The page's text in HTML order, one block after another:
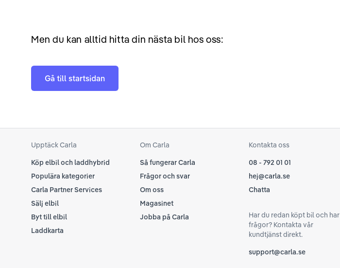
Men du kan alltid hitta din nästa bil hos oss:
Gå till startsidan
Upptäck Carla
Köp elbil och laddhybrid
Populära kategorier
Carla Partner Services
Sälj elbil
Byt till elbil
Laddkarta
Om Carla
Så fungerar Carla
Frågor och svar
Om oss
Magasinet
Jobba på Carla
Kontakta oss
08 - 792 01 01
hej@carla.se
Chatta
Har du redan köpt bil och har
frågor? Kontakta vår
kundtjänst direkt.
support@carla.se